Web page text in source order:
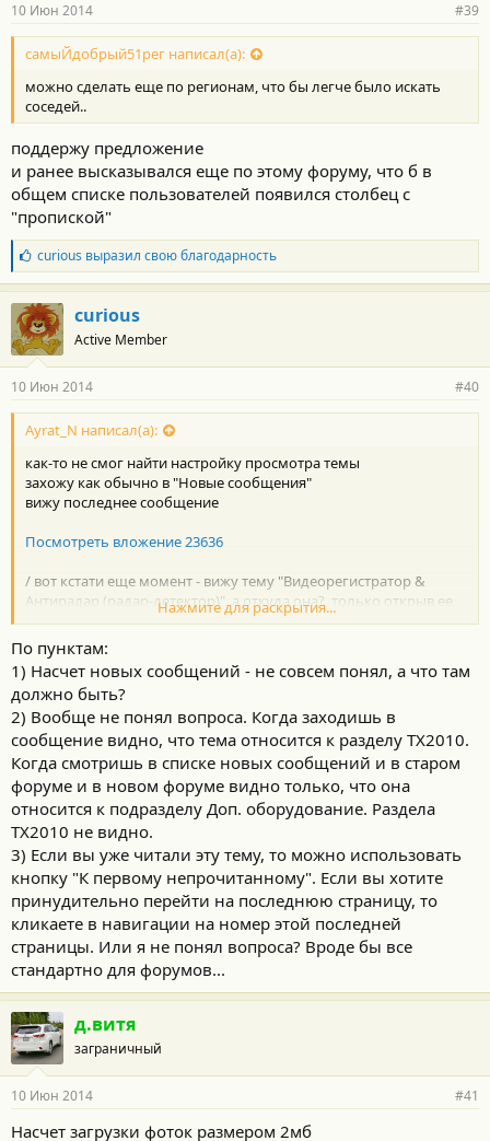
10 Июн 2014 #39
самыЙдобрый51рег написал(а):
можно сделать еще по регионам, что бы легче было искать
соседей..
поддержу предложение
и ранее высказывался еще по этому форуму, что б в
общем списке пользователей появился столбец с
"пропиской"
Б
л
а
г
о
д
а
н
о
с
и
:
curious выразил свою благодарность
curious
Active Member
10 Июн 2014 #40
Ayrat_N написал(а):
как-то не смог найти настройку просмотра темы
захожу как обычно в "Новые сообщения"
вижу последнее сообщение
Посмотреть вложение 23636
/ вот кстати еще момент - вижу тему "Видеорегистратор &
Антирадар (радар-детектор)", а откуда она?, только открыв ее
можно увидеть что это из раздела "Т-Х 2010", лучше было бы
так вот захожу прочитать последнее сообщение "Как
доработать звук в новом хае", а натыкаюсь на первый пост в
этой теме, который был написан года три назад
как настроить читать именно последнее сообщение, т.е. тему с
конца
Нажмите для раскрытия...
По пунктам:
1) Насчет новых сообщений - не совсем понял, а что там
должно быть?
2) Вообще не понял вопроса. Когда заходишь в
сообщение видно, что тема относится к разделу ТХ2010.
Когда смотришь в списке новых сообщений и в старом
форуме и в новом форуме видно только, что она
относится к подразделу Доп. оборудование. Раздела
ТХ2010 не видно.
3) Если вы уже читали эту тему, то можно использовать
кнопку "К первому непрочитанному". Если вы хотите
принудительно перейти на последнюю страницу, то
кликаете в навигации на номер этой последней
страницы. Или я не понял вопроса? Вроде бы все
стандартно для форумов...
д.витя
заграничный
10 Июн 2014 #41
Насчет загрузки фоток размером 2мб